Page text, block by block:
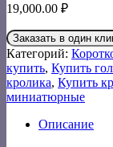
19,000.00 ₽
Заказать в один
Категорий:
купить, Купить
кролика, Купить
миниатюрные
Описание